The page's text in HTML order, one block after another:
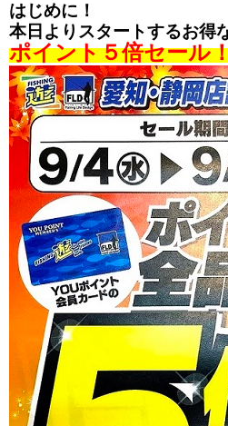
はじめに！
本日よりスタートするお得
ポイント５倍セール